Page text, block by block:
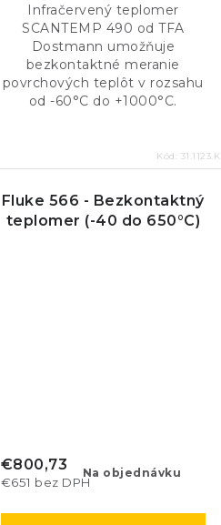
Infračervený teplomer
SCANTEMP 490 od TFA
Dostmann umožňuje
bezkontaktné meranie
povrchových teplôt v rozsahu
od -60°C do +1000°C.
Kód: 31.1123.K
Fluke 566 - Bezkontaktný
teplomer (-40 do 650°C)
Na objednávku
€651 bez DPH
€800,73